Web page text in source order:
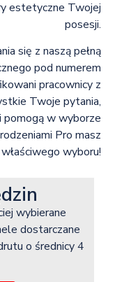
estetyczne Twojej
posesji.
się z naszą pełną
pod numerem
pracownicy z
Twoje pytania,
pomogą w wyborze
Pro masz
wyboru!
wybierane
dostarczane
o średnicy 4